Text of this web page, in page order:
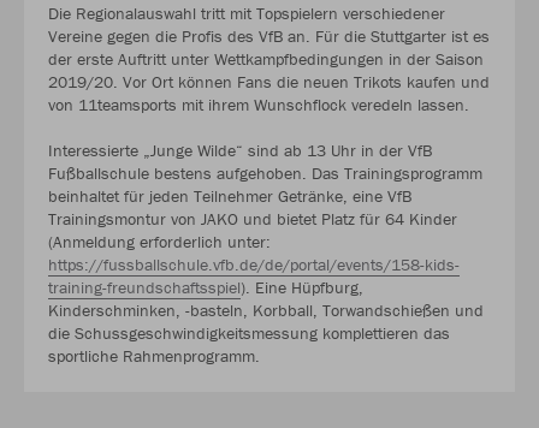
Die Regionalauswahl tritt mit Topspielern verschiedener
Vereine gegen die Profis des VfB an. Für die Stuttgarter ist es
der erste Auftritt unter Wettkampfbedingungen in der Saison
2019/20. Vor Ort können Fans die neuen Trikots kaufen und
von 11teamsports mit ihrem Wunschflock veredeln lassen.
Interessierte „Junge Wilde“ sind ab 13 Uhr in der VfB
Fußballschule bestens aufgehoben. Das Trainingsprogramm
beinhaltet für jeden Teilnehmer Getränke, eine VfB
Trainingsmontur von JAKO und bietet Platz für 64 Kinder
(Anmeldung erforderlich unter:
https://fussballschule.vfb.de/de/portal/events/158-kids-
training-freundschaftsspiel). Eine Hüpfburg,
Kinderschminken, -basteln, Korbball, Torwandschießen und
die Schussgeschwindigkeitsmessung komplettieren das
sportliche Rahmenprogramm.